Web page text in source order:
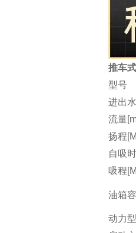
推车
型号
进出
流量
扬程
自吸
吸程
油箱
动力